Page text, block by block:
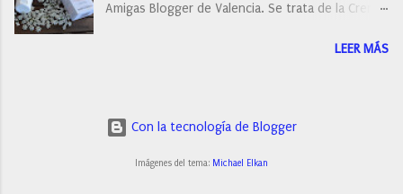
Amigas Blogger de Valencia. Se trata de la Crema
manos para utilizar tanto en verano como en
LEER MÁS
Con la tecnología de Blogger
Imágenes del tema: Michael Elkan